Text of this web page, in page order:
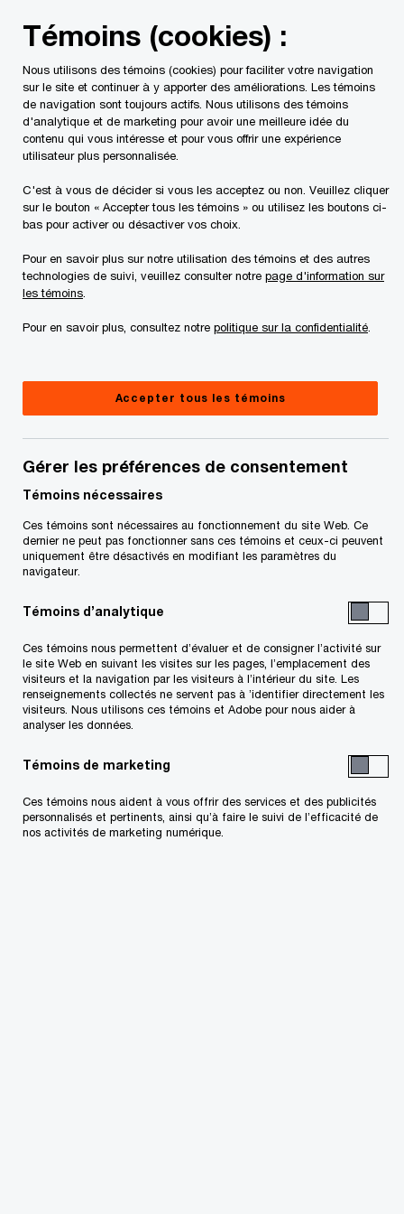
content
footer
PwC Canada Contacts Sue Watson
Sue Watson, CHRL
Canada
Coordonnées
Tél. :+1 416 815 5215
Courriel
Conjuguons expertise et tech pour vous permettre de propulser
vos idées, vos actions et vos résultats
Suivre PwC Canada
Contactez-nous
Nos bureaux au Canada
Personnalisez votre profil
Centre de presse
Témoins (cookies) :
Nous utilisons des témoins (cookies) pour faciliter votre navigation
sur le site et continuer à y apporter des améliorations. Les témoins
de navigation sont toujours actifs. Nous utilisons des témoins
d'analytique et de marketing pour avoir une meilleure idée du
contenu qui vous intéresse et pour vous offrir une expérience
utilisateur plus personnalisée.
C'est à vous de décider si vous les acceptez ou non. Veuillez cliquer
sur le bouton « Accepter tous les témoins » ou utilisez les boutons ci-
bas pour activer ou désactiver vos choix.
Pour en savoir plus sur notre utilisation des témoins et des autres
technologies de suivi, veuillez consulter notre page d'information sur
les témoins
Pour en savoir plus, consultez notre politique sur la confidentialité
Accepter tous les témoins
Gérer les préférences de consentement
Témoins nécessaires
Ces témoins sont nécessaires au fonctionnement du site Web. Ce
dernier ne peut pas fonctionner sans ces témoins et ceux-ci peuvent
uniquement être désactivés en modifiant les paramètres du
navigateur.
Témoins d’analytique
Ces témoins nous permettent d’évaluer et de consigner l’activité sur
le site Web en suivant les visites sur les pages, l’emplacement des
visiteurs et la navigation par les visiteurs à l’intérieur du site. Les
renseignements collectés ne servent pas à ’identifier directement les
visiteurs. Nous utilisons ces témoins et Adobe pour nous aider à
analyser les données.
Témoins de marketing
Ces témoins nous aident à vous offrir des services et des publicités
personnalisés et pertinents, ainsi qu’à faire le suivi de l’efficacité de
nos activités de marketing numérique.